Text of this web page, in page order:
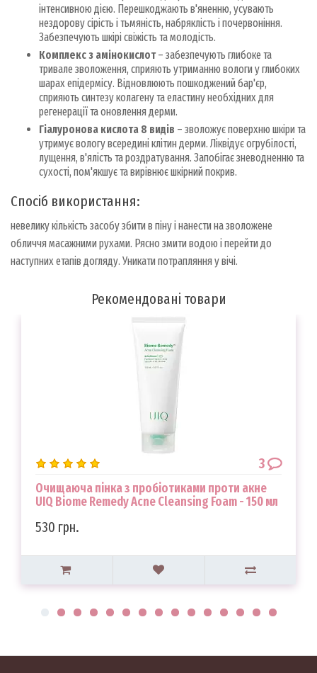
інтенсивною дією. Перешкоджають в'яненню, усувають
нездорову сірість і тьмяність, набряклість і почервоніння.
Забезпечують шкірі свіжість та молодість.
Комплекс з амінокислот– забезпечують глибоке та
тривале зволоження, сприяють утриманню вологи у глибоких
шарах епідермісу. Відновлюють пошкоджений бар'єр,
сприяють синтезу колагену та еластину необхідних для
регенерації та оновлення дерми.
Гіалуронова кислота 8 видів – зволожує поверхню шкіри та
утримує вологу всередині клітин дерми. Ліквідує огрубілості,
лущення, в'ялість та роздратування. Запобігає зневодненню та
сухості, пом'якшує та вирівнює шкірний покрив.
Спосіб використання:
невелику кількість засобу збити в піну і нанести на зволожене
обличчя масажними рухами. Рясно змити водою і перейти до
наступних етапів догляду. Уникати потрапляння у вічі.
Рекомендовані товари
3
Очищаюча пінка з пробіотиками проти акне
UIQ Biome Remedy Acne Cleansing Foam - 150 мл
530 грн.